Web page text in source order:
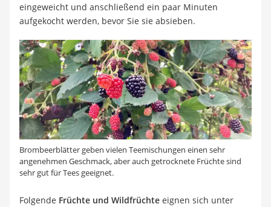
eingeweicht und anschließend ein paar Minuten
aufgekocht werden, bevor Sie sie absieben.
Brombeerblätter geben vielen Teemischungen einen sehr
angenehmen Geschmack, aber auch getrocknete Früchte sind
sehr gut für Tees geeignet.
Folgende Früchte und Wildfrüchte eignen sich unter